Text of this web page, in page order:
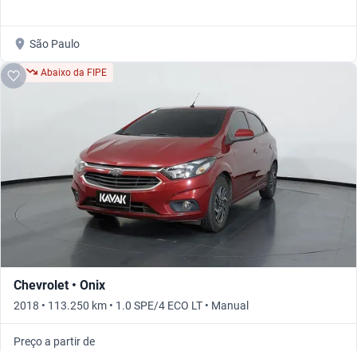
São Paulo
Abaixo da FIPE
Chevrolet • Onix
2018 • 113.250 km • 1.0 SPE/4 ECO LT • Manual
Preço a partir de